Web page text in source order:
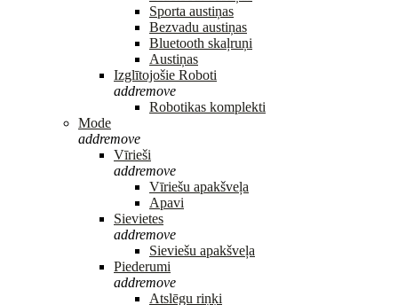
Sporta austiņas
Bezvadu austiņas
Bluetooth skaļruņi
Austiņas
Izglītojošie Roboti
addremove
Robotikas komplekti
Mode
addremove
Vīrieši
addremove
Vīriešu apakšveļa
Apavi
Sievietes
addremove
Sieviešu apakšveļa
Piederumi
addremove
Atslēgu riņķi